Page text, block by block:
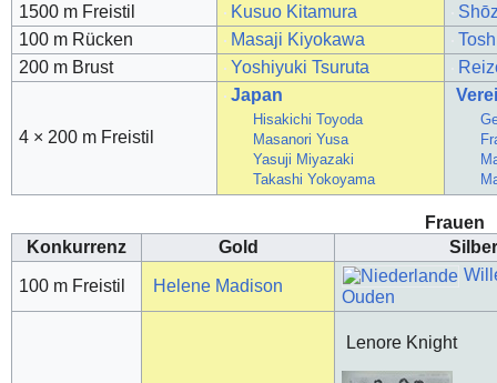
1500 m Freistil
Kusuo Kitamura
100 m Rücken
Masaji Kiyokawa
200 m Brust
Yoshiyuki Tsuruta
4 × 200 m Freistil
Japan
Hisakichi Toyoda
Masanori Yusa
Yasuji Miyazaki
Takashi Yokoyama
Frauen
Konkurrenz
Gold Silber
100 m Freistil Helene Madison
Ouden
Lenore Knight